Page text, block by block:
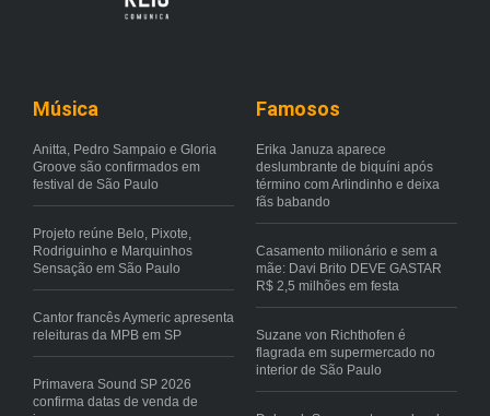
Música
Anitta, Pedro Sampaio e Gloria
Groove são confirmados em
festival de São Paulo
Projeto reúne Belo, Pixote,
Rodriguinho e Marquinhos
Sensação em São Paulo
Cantor francês Aymeric apresenta
releituras da MPB em SP
Primavera Sound SP 2026
confirma datas de venda de
Famosos
Erika Januza aparece
deslumbrante de biquíni após
término com Arlindinho e deixa
fãs babando
Casamento milionário e sem a
mãe: Davi Brito DEVE GASTAR
R$ 2,5 milhões em festa
Suzane von Richthofen é
flagrada em supermercado no
interior de São Paulo